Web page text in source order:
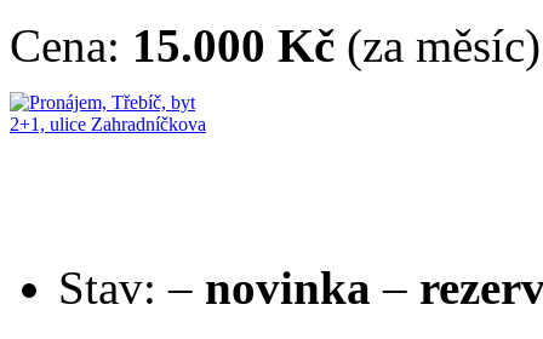
Cena: 15.000 Kč (za měsíc)
Stav: – novinka –